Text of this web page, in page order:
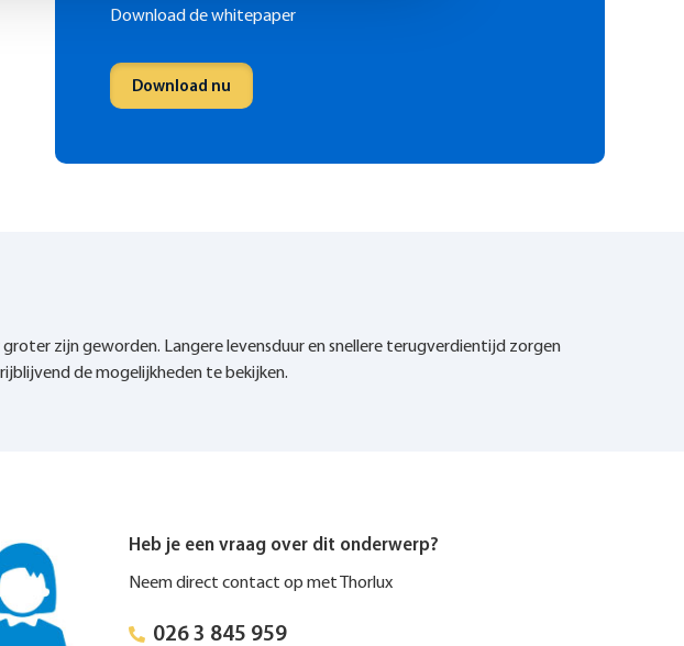
Download de whitepaper
Download nu
zijn geworden. Langere levensduur en snellere terugverdientijd zorgen
de mogelijkheden te bekijken.
Heb je een vraag over dit onderwerp?
Neem direct contact op met Thorlux
026 3 845 959